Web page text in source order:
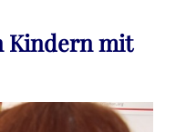
Kindern mit